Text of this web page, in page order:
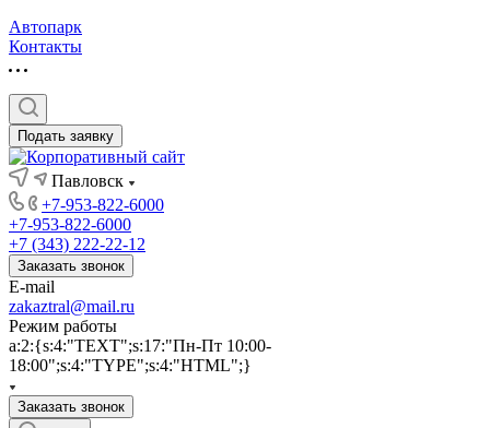
Автопарк
Контакты
Подать заявку
Павловск
+7-953-822-6000
+7-953-822-6000
+7 (343) 222-22-12
Заказать звонок
E-mail
zakaztral@mail.ru
Режим работы
a:2:{s:4:"TEXT";s:17:"Пн-Пт 10:00-
18:00";s:4:"TYPE";s:4:"HTML";}
Заказать звонок